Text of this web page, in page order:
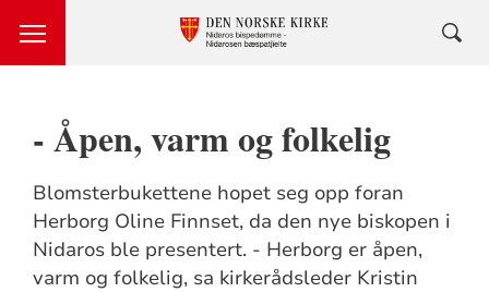
- Åpen, varm og folkelig
Blomsterbukettene hopet seg opp foran
Herborg Oline Finnset, da den nye biskopen i
Nidaros ble presentert. - Herborg er åpen,
varm og folkelig, sa kirkerådsleder Kristin